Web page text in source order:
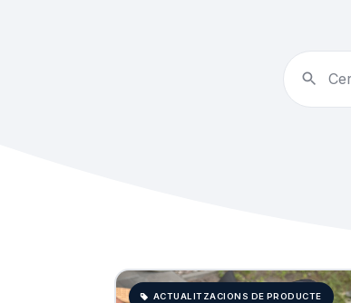
ACTUALITZACIONS DE PRODUCTE